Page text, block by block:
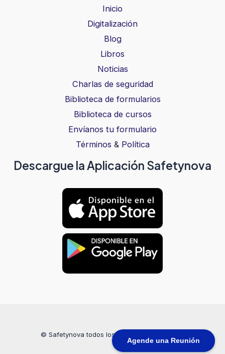
Agende una Reunión
Inicio
Digitalización
Blog
Libros
Noticias
Charlas de seguridad
Biblioteca de formularios
Biblioteca de cursos
Envíanos tu formulario
Términos & Política
Descargue la Aplicación Safetynova
© Safetynova todos los derechos reservados